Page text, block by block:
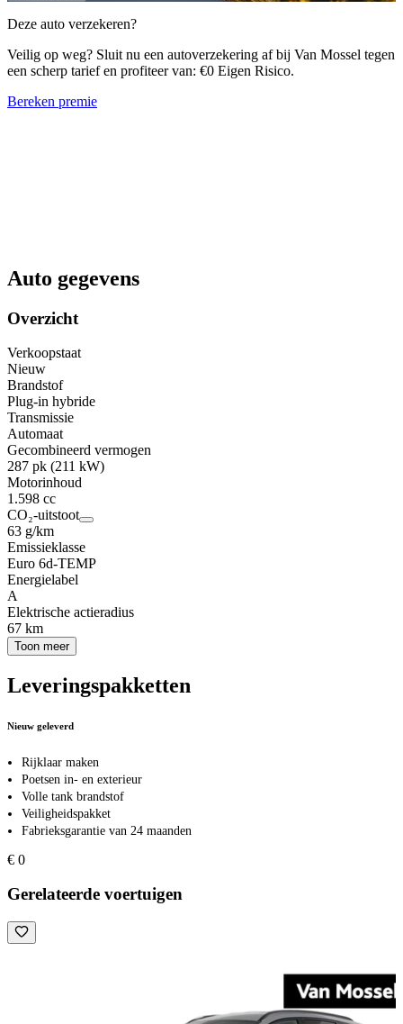
Deze auto verzekeren?
Veilig op weg? Sluit nu een autoverzekering af bij Van Mossel tegen
een scherp tarief en profiteer van: €0 Eigen Risico.
Bereken premie
Auto gegevens
Overzicht
Verkoopstaat
Nieuw
Brandstof
Plug-in hybride
Transmissie
Automaat
Gecombineerd vermogen
287 pk (211 kW)
Motorinhoud
1.598 cc
CO₂-uitstoot
63 g/km
Emissieklasse
Euro 6d-TEMP
Energielabel
A
Elektrische actieradius
67 km
Toon meer
Leveringspakketten
Nieuw geleverd
Rijklaar maken
Poetsen in- en exterieur
Volle tank brandstof
Veiligheidspakket
Fabrieksgarantie van 24 maanden
€ 0
Gerelateerde voertuigen